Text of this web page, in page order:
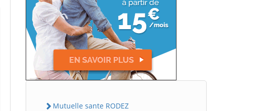
Mutuelle sante RODEZ